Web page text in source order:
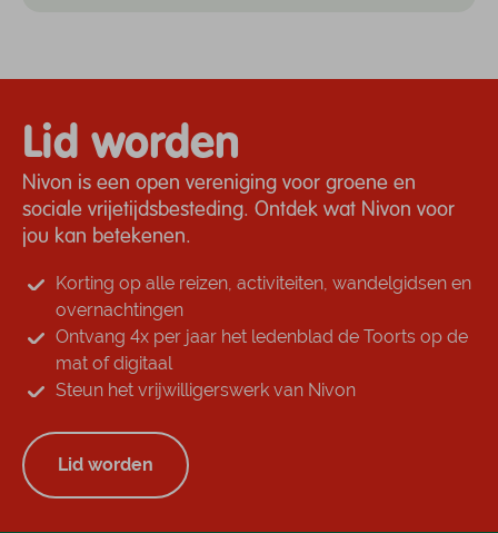
Lid worden
Nivon is een open vereniging voor groene en
sociale vrijetijdsbesteding. Ontdek wat Nivon voor
jou kan betekenen.
Korting op alle reizen, activiteiten, wandelgidsen en
overnachtingen
Ontvang 4x per jaar het ledenblad de Toorts op de
mat of digitaal
Steun het vrijwilligerswerk van Nivon
Lid worden